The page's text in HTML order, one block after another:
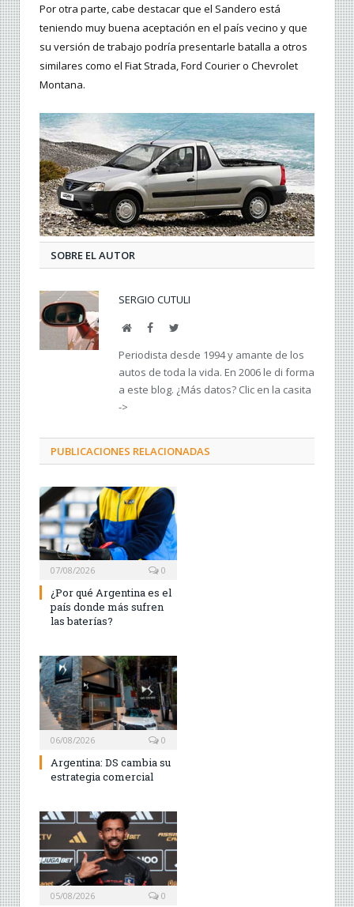
Por otra parte, cabe destacar que el Sandero está
teniendo muy buena aceptación en el país vecino y que
su versión de trabajo podría presentarle batalla a otros
similares como el Fiat Strada, Ford Courier o Chevrolet
Montana.
SOBRE EL AUTOR
SERGIO CUTULI
WebFacebookTwitter
Periodista desde 1994 y amante de los
autos de toda la vida. En 2006 le di forma
a este blog. ¿Más datos? Clic en la casita
->
PUBLICACIONES RELACIONADAS
07/08/2026 0
¿Por qué Argentina es el
país donde más sufren
las baterías?
06/08/2026 0
Argentina: DS cambia su
estrategia comercial
05/08/2026 0